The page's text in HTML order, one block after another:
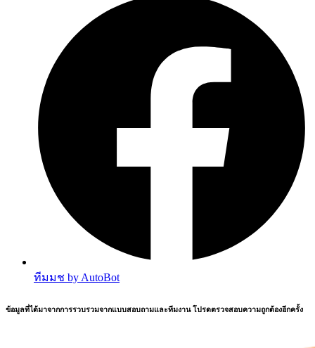
ทีมมช by AutoBot
ข้อมูลที่ได้มาจากการรวบรวมจากแบบสอบถามและทีมงาน โปรดตรวจสอบความถูกต้องอีกครั้ง